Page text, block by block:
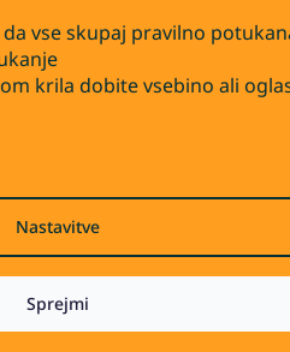
vse skupaj pravilno
krila dobite vsebino ali
Nastavitve
Sprejmi